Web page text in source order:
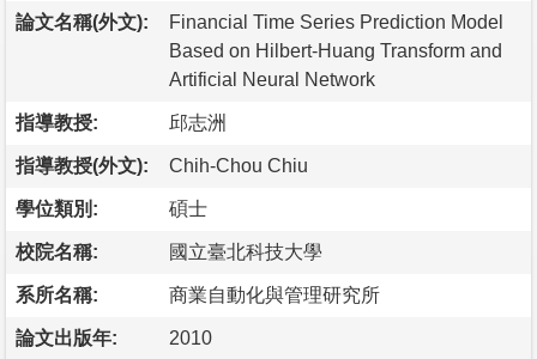
論文名稱(外文):
Financial Time Series Prediction Model
Based on Hilbert-Huang Transform and
Artificial Neural Network
指導教授: 邱志洲
指導教授(外文): Chih-Chou Chiu
學位類別: 碩士
校院名稱: 國立臺北科技大學
系所名稱: 商業自動化與管理研究所
論文出版年: 2010